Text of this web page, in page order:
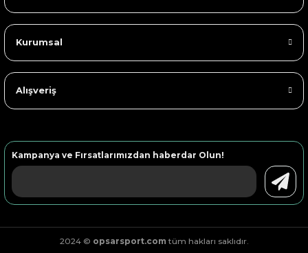
Kurumsal
Alışveriş
Kampanya ve Fırsatlarımızdan haberdar Olun!
2024 © opsarsport.com tüm hakları saklıdır.